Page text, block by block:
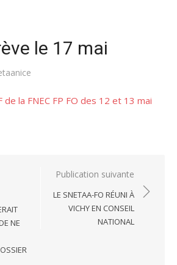
le 17 mai
autrice
de la FNEC FP FO des 12 et 13 mai
NE
Publication suivante
LE SNETAA-FO RÉUNI À
VICHY EN CONSEIL
NATIONAL